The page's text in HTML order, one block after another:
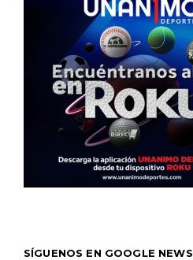
SÍGUENOS EN GOOGLE NEWS